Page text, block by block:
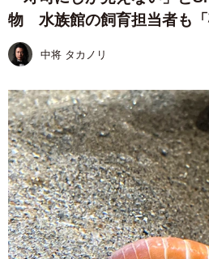
物 水族館の飼育担当者も「
中将 タカノリ